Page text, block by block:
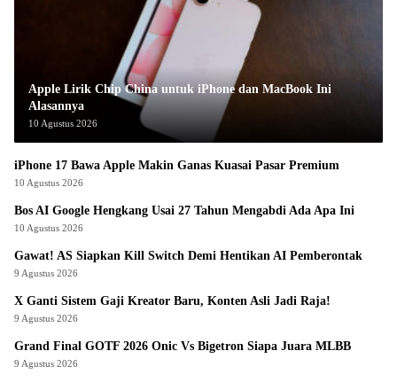
Apple Lirik Chip China untuk iPhone dan MacBook Ini
Alasannya
10 Agustus 2026
iPhone 17 Bawa Apple Makin Ganas Kuasai Pasar Premium
10 Agustus 2026
Bos AI Google Hengkang Usai 27 Tahun Mengabdi Ada Apa Ini
10 Agustus 2026
Gawat! AS Siapkan Kill Switch Demi Hentikan AI Pemberontak
9 Agustus 2026
X Ganti Sistem Gaji Kreator Baru, Konten Asli Jadi Raja!
9 Agustus 2026
Grand Final GOTF 2026 Onic Vs Bigetron Siapa Juara MLBB
9 Agustus 2026